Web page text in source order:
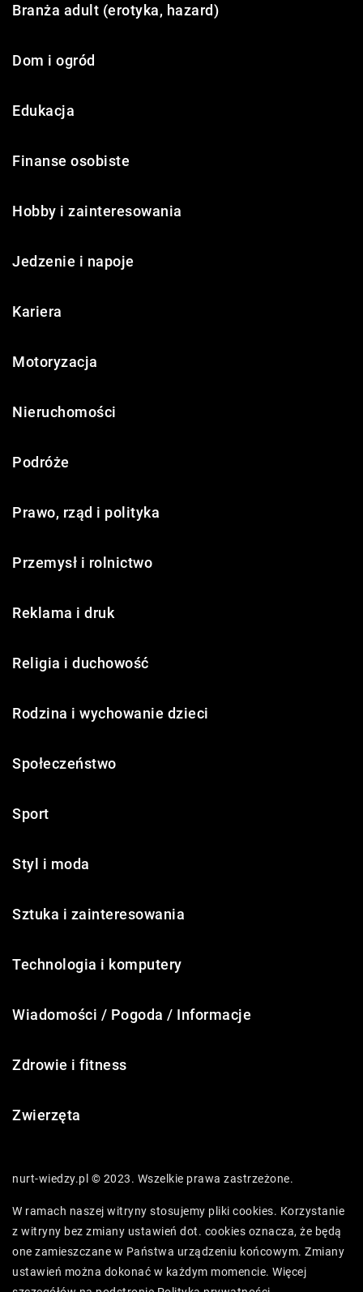
Branża adult (erotyka, hazard)
Dom i ogród
Edukacja
Finanse osobiste
Hobby i zainteresowania
Jedzenie i napoje
Kariera
Motoryzacja
Nieruchomości
Podróże
Prawo, rząd i polityka
Przemysł i rolnictwo
Reklama i druk
Religia i duchowość
Rodzina i wychowanie dzieci
Społeczeństwo
Sport
Styl i moda
Sztuka i zainteresowania
Technologia i komputery
Wiadomości / Pogoda / Informacje
Zdrowie i fitness
Zwierzęta
nurt-wiedzy.pl © 2023. Wszelkie prawa zastrzeżone.
W ramach naszej witryny stosujemy pliki cookies. Korzystanie
z witryny bez zmiany ustawień dot. cookies oznacza, że będą
one zamieszczane w Państwa urządzeniu końcowym. Zmiany
ustawień można dokonać w każdym momencie. Więcej